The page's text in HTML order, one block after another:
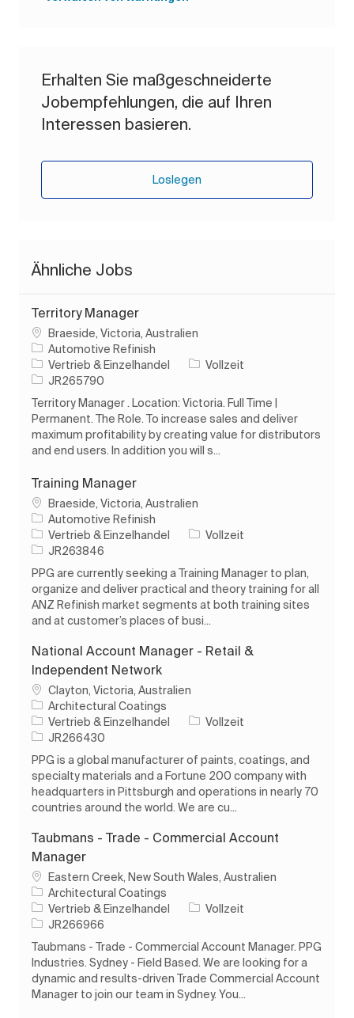
Erhalten Sie maßgeschneiderte
Jobempfehlungen, die auf Ihren
Interessen basieren.
Loslegen
Ähnliche Jobs
Territory Manager
Ort
Braeside, Victoria, Australien
Automotive Refinish
Kategorie
Vertrieb & Einzelhandel Auftragstyp
Vollzeit
Auftrags-ID
JR265790
Territory Manager . Location: Victoria. Full Time |
Permanent. The Role. To increase sales and deliver
maximum profitability by creating value for distributors
and end users. In addition you will s...
Training Manager
Ort
Braeside, Victoria, Australien
Automotive Refinish
Kategorie
Vertrieb & Einzelhandel Auftragstyp
Vollzeit
Auftrags-ID
JR263846
PPG are currently seeking a Training Manager to plan,
organize and deliver practical and theory training for all
ANZ Refinish market segments at both training sites
and at customer’s places of busi...
National Account Manager - Retail &
Independent Network
Ort Clayton, Victoria, Australien
Architectural Coatings
Kategorie
Vertrieb & Einzelhandel Auftragstyp
Vollzeit
Auftrags-ID
JR266430
PPG is a global manufacturer of paints, coatings, and
specialty materials and a Fortune 200 company with
headquarters in Pittsburgh and operations in nearly 70
countries around the world. We are cu...
Taubmans - Trade - Commercial Account
Manager
Ort
Eastern Creek, New South Wales, Australien
Architectural Coatings
Kategorie
Vertrieb & Einzelhandel Auftragstyp
Vollzeit
Auftrags-ID
JR266966
Taubmans - Trade - Commercial Account Manager. PPG
Industries. Sydney - Field Based. We are looking for a
dynamic and results-driven Trade Commercial Account
Manager to join our team in Sydney. You...